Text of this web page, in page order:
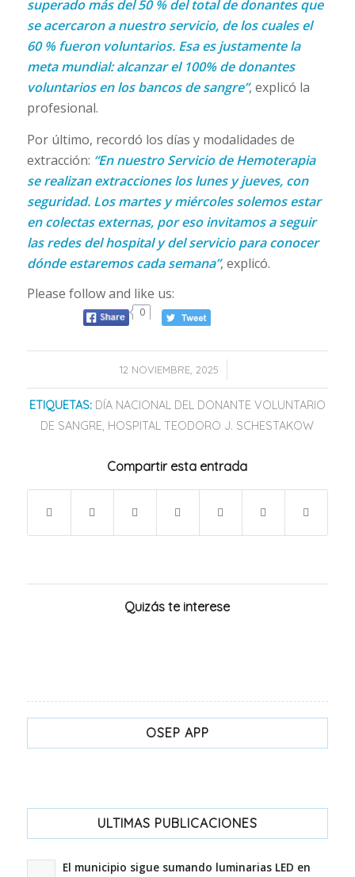
superado más del 50 % del total de donantes que
se acercaron a nuestro servicio, de los cuales el
60 % fueron voluntarios. Esa es justamente la
meta mundial: alcanzar el 100% de donantes
voluntarios en los bancos de sangre”, explicó la
profesional.
Por último, recordó los días y modalidades de
extracción: “En nuestro Servicio de Hemoterapia
se realizan extracciones los lunes y jueves, con
seguridad. Los martes y miércoles solemos estar
en colectas externas, por eso invitamos a seguir
las redes del hospital y del servicio para conocer
dónde estaremos cada semana”, explicó.
Please follow and like us:
0
12 NOVIEMBRE, 2025
/
ETIQUETAS: DÍA NACIONAL DEL DONANTE VOLUNTARIO
DE SANGRE, HOSPITAL TEODORO J. SCHESTAKOW
Compartir esta entrada
Quizás te interese
OSEP APP
ULTIMAS PUBLICACIONES
El municipio sigue sumando luminarias LED en